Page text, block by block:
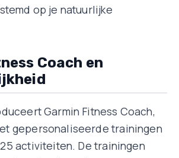
op je natuurlijke
Coach en
Garmin Fitness Coach,
gepersonaliseerde trainingen
activiteiten. De trainingen